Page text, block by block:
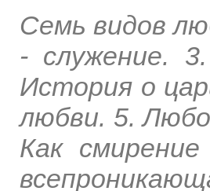
Семь видов
- служение.
История о
любви. 5.
Как